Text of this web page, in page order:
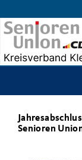
Senioren